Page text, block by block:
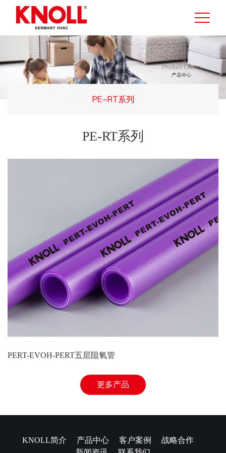
PE-RT系列
PE-RT系列
PERT-EVOH-PERT五层阻氧管
更多产品
KNOLL简介 产品中心 客户案例
战略合作